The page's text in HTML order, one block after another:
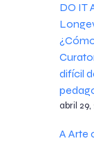
DO IT
difícil
abril 29,
A Arte